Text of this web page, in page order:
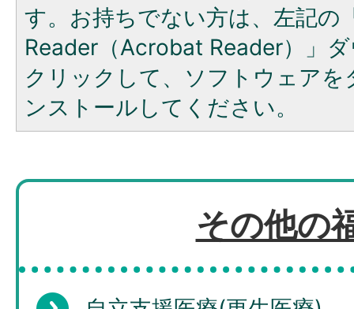
す。お持ちでない方は、左記の
Reader（Acrobat Reader）」
クリックして、ソフトウェア
ンストールしてください。
その他の